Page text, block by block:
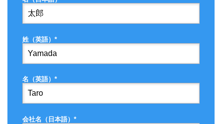
姓（英語）*
名（英語）*
会社名（日本語）*